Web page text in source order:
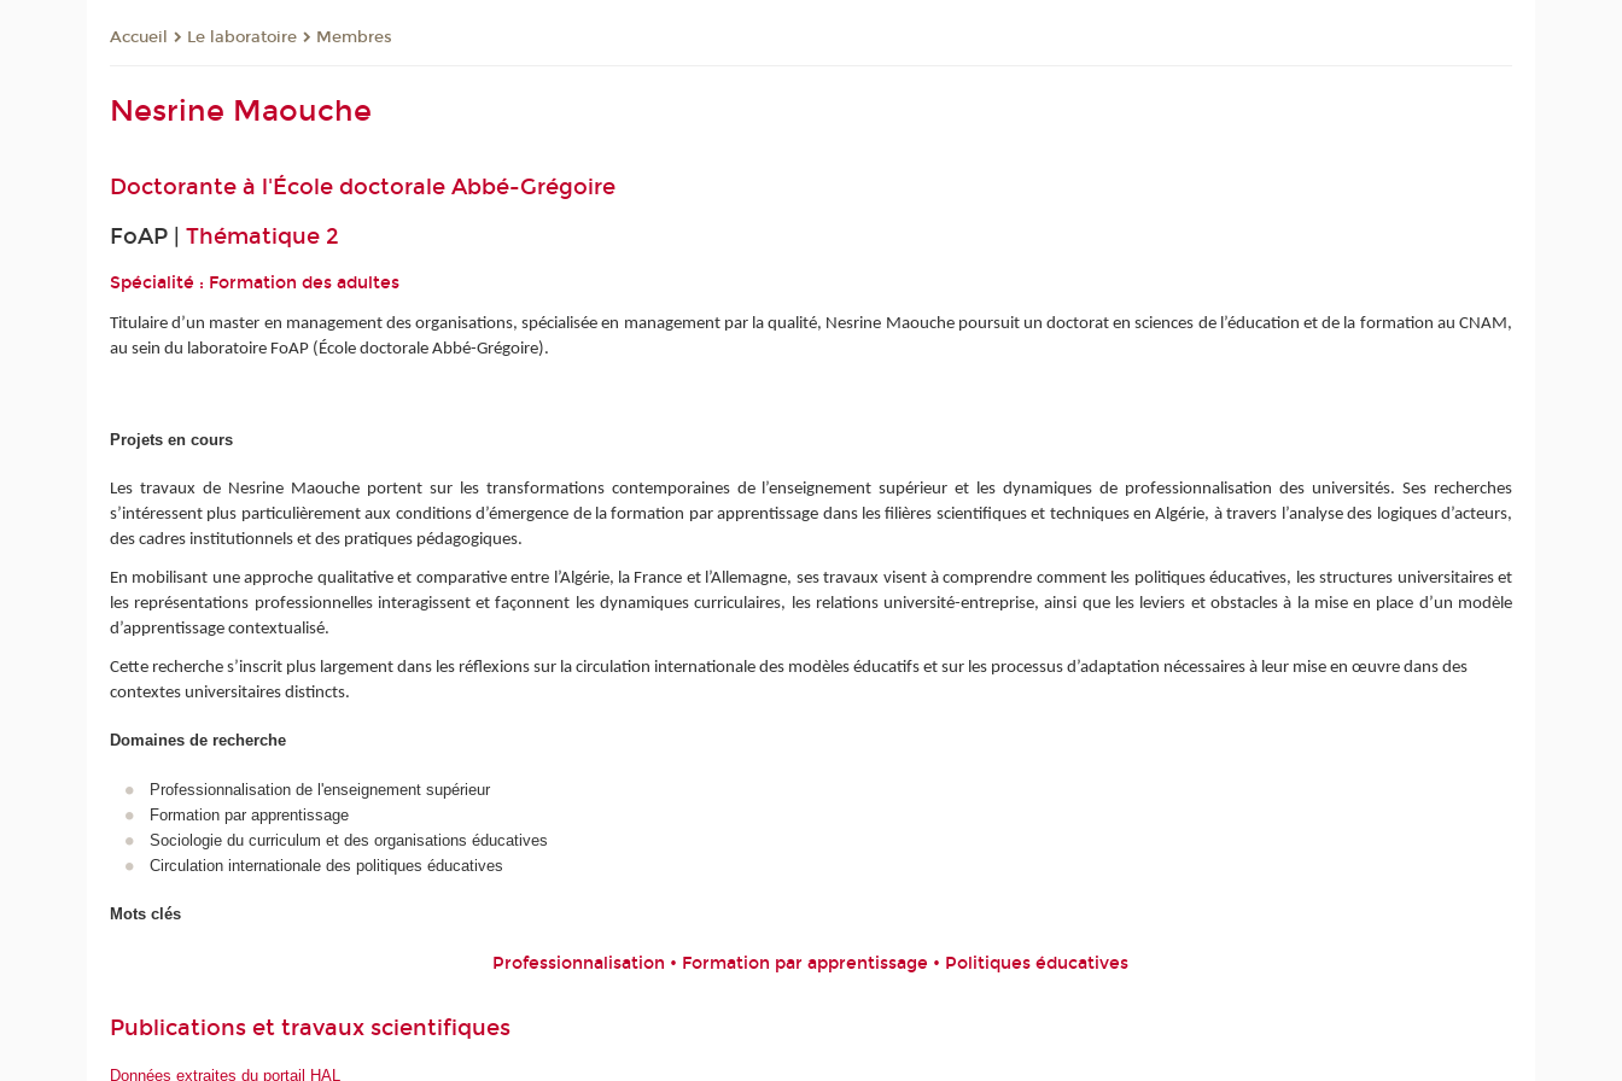
Accueil Le laboratoire Membres
Nesrine Maouche
Doctorante à l'École doctorale Abbé-Grégoire
FoAP |Thématique 2
Spécialité : Formation des adultes
Titulaire d’un master en management des organisations, spécialisée en management par la qualité, Nesrine Maouche poursuit un doctorat en sciences de l’éducation et de la formation au CNAM,
au sein du laboratoire FoAP (École doctorale Abbé-Grégoire).
Projets en cours
Les travaux de Nesrine Maouche portent sur les transformations contemporaines de l’enseignement supérieur et les dynamiques de professionnalisation des universités. Ses recherches
s’intéressent plus particulièrement aux conditions d’émergence de la formation par apprentissage dans les filières scientifiques et techniques en Algérie, à travers l’analyse des logiques d’acteurs,
des cadres institutionnels et des pratiques pédagogiques.
En mobilisant une approche qualitative et comparative entre l’Algérie, la France et l’Allemagne, ses travaux visent à comprendre comment les politiques éducatives, les structures universitaires et
les représentations professionnelles interagissent et façonnent les dynamiques curriculaires, les relations université-entreprise, ainsi que les leviers et obstacles à la mise en place d’un modèle
d’apprentissage contextualisé.
Cette recherche s’inscrit plus largement dans les réflexions sur la circulation internationale des modèles éducatifs et sur les processus d’adaptation nécessaires à leur mise en œuvre dans des
contextes universitaires distincts.
Domaines de recherche
Professionnalisation de l'enseignement supérieur
Formation par apprentissage
Sociologie du curriculum et des organisations éducatives
Circulation internationale des politiques éducatives
Mots clés
Professionnalisation • Formation par apprentissage • Politiques éducatives
Publications et travaux scientifiques
Données extraites du portail HAL